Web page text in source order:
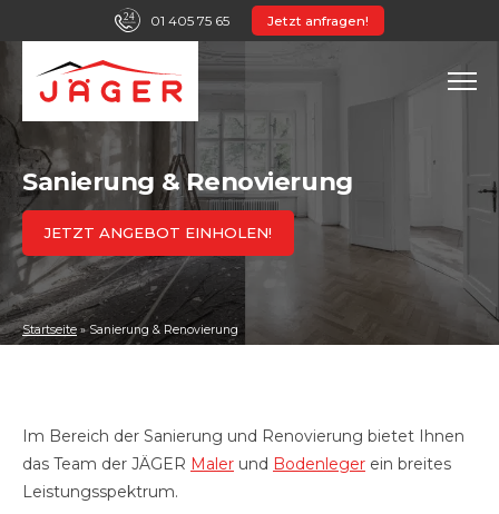
01 405 75 65 Jetzt anfragen!
Sanierung & Renovierung
JETZT ANGEBOT EINHOLEN!
Startseite»Sanierung & Renovierung
Im Bereich der Sanierung und Renovierung bietet Ihnen
das Team der JÄGER Maler und Bodenleger ein breites
Leistungsspektrum.